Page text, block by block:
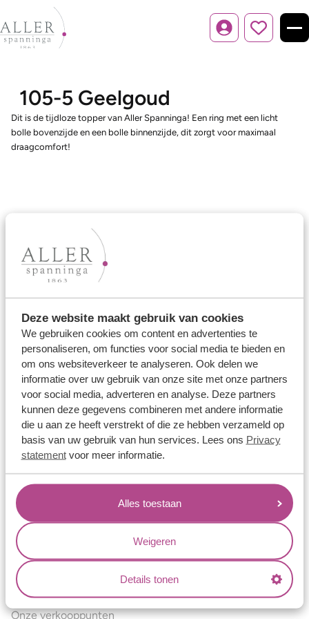
Deze website maakt gebruik van cookies
We gebruiken cookies om content en advertenties te
personaliseren, om functies voor social media te bieden en
om ons websiteverkeer te analyseren. Ook delen we
informatie over uw gebruik van onze site met onze partners
voor social media, adverteren en analyse. Deze partners
kunnen deze gegevens combineren met andere informatie
die u aan ze heeft verstrekt of die ze hebben verzameld op
basis van uw gebruik van hun services. Lees ons Privacy
statementvoor meer informatie.
Alles toestaan
Weigeren
Details tonen
Inloggen
105-5 Geelgoud
Dit is de tijdloze topper van Aller Spanninga! Een ring met een licht
bolle bovenzijde en een bolle binnenzijde, dit zorgt voor maximaal
draagcomfort!
Ons aanbod
Trouwringen
Verlovingsringen
Vriendschapsringen
Over ons
Aller Spanninga
Historie
Certificaten
Blogs
Jouw voordelen
Conflictvrije Materialen
Oneindig veel mogelijkheden
Kwaliteit
Juweliers & Contact
Onze verkooppunten